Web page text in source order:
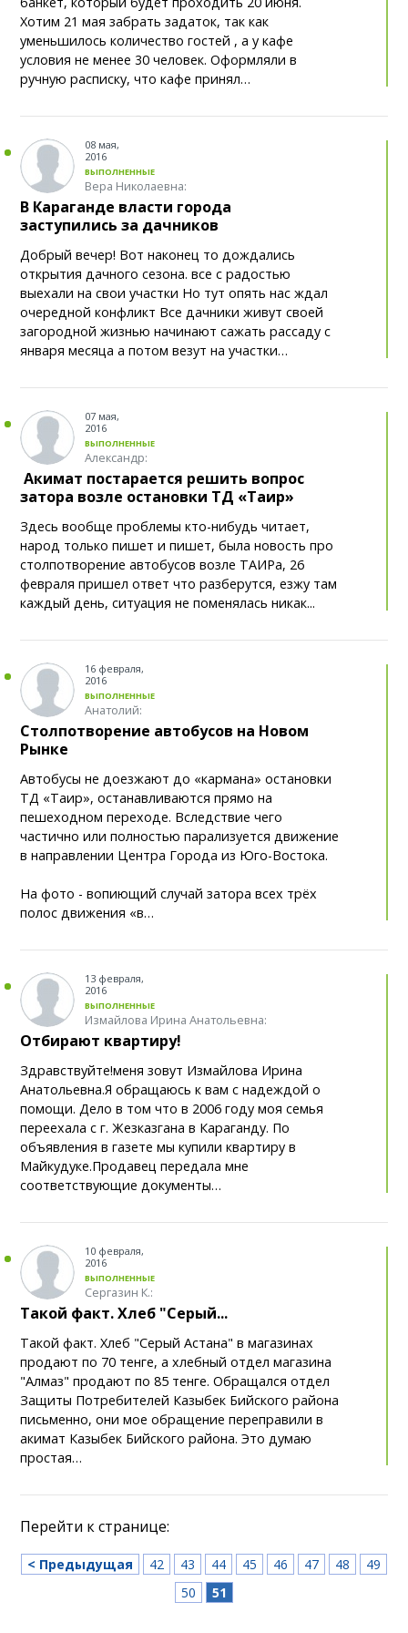
объяснили причину
11:01
В Казахстане вводится новый стандарт по
системам видеонаблюдения
11:00
50 851 теңге на ребёнка: в
Карагандинской области стартовала акция
«Дорога в школу»
10:33
Напугавшее казахстанцев фото с тигром
назвали фейком
10:00
Оставленный в машине телефон помог
задержать скрывшегося водителя в Караганде
9:52
В Алматы объявили победителей nFactorial
Incubator 2026: восемь недель, 72 проекта и первые
контракты школьников и студентов
пенсионные взносы, заявили в ЕНПФ
9:00
6 августа: значимые события мировой
истории
05 АВГУСТА
21:05
Лето продолжается: прогноз погоды в
Караганде и области на 6 августа
20:39
«Караганде поклон»: Игорь Крутой ответил
20:02
Будет ли дорожать мясо в Казахстане,
рассказали в Минторговли
19:34
Список обладателей образовательных
грантов опубликуют до 10 августа. Где его искать?
19:09
Могут ли казахстанцы погасить кредит
досрочно без штрафа
19:02
В карагандинском зоопарке родился
18:36
В Балхаше появился удобный сервис для
18:08
Пользоваться гаражом – не значит владеть
им: что нужно знать казахстанцам
18:03
Карагандинских фотогорафов
приглашают на проект «Один день из жизни
города»
17:36
Правила испытаний беспилотных
автомобилей утвердили в Казахстане
17:14
В Карагандинской области два
предприятия оштрафовали на 12 миллионов
17:10
В Караганде открылась физкультурно-
оздоровительная секция для детей с
инвалидностью
дипфейков
17:03
Библиотечный open-air: в Караганде
пройдут книжные встречи
Работодатели теперь обязаны отпускать
казахстанцев на скрининги. Изменения вступили в
16:03
Видеокамеры помогают выявлять нарушения
продолжает реализацию программы «Таза
Қазақстан»
Хотим 21 мая забрать задаток, так как
уменьшилось количество гостей , а у кафе
условия не менее 30 человек. Оформляли в
ручную расписку, что кафе принял…
08 мая,
2016
Вера Николаевна:
В Караганде власти города
заступились за дачников
ВЫПОЛНЕННЫЕ
Добрый вечер! Вот наконец то дождались
открытия дачного сезона. все с радостью
выехали на свои участки Но тут опять нас ждал
очередной конфликт Все дачники живут своей
загородной жизнью начинают сажать рассаду с
января месяца а потом везут на участки…
07 мая,
2016
Александр:
Акимат постарается решить вопрос
затора возле остановки ТД «Таир»
ВЫПОЛНЕННЫЕ
Здесь вообще проблемы кто-нибудь читает,
народ только пишет и пишет, была новость про
столпотворение автобусов возле ТАИРа, 26
февраля пришел ответ что разберутся, езжу там
каждый день, ситуация не поменялась никак...
16 февраля,
2016
Анатолий:
Столпотворение автобусов на Новом
Рынке
ВЫПОЛНЕННЫЕ
Автобусы не доезжают до «кармана» остановки
ТД «Таир», останавливаются прямо на
пешеходном переходе. Вследствие чего
частично или полностью парализуется движение
в направлении Центра Города из Юго-Востока.
На фото - вопиющий случай затора всех трёх
полос движения «в…
13 февраля,
2016
Измайлова Ирина Анатольевна:
Отбирают квартиру!
ВЫПОЛНЕННЫЕ
Здравствуйте!меня зовут Измайлова Ирина
Анатольевна.Я обращаюсь к вам с надеждой о
помощи. Дело в том что в 2006 году моя семья
переехала с г. Жезказгана в Караганду. По
объявления в газете мы купили квартиру в
Майкудуке.Продавец передала мне
соответствующие документы…
10 февраля,
2016
Сергазин К.:
Такой факт. Хлеб "Серый...
ВЫПОЛНЕННЫЕ
Такой факт. Хлеб "Серый Астана" в магазинах
продают по 70 тенге, а хлебный отдел магазина
"Алмаз" продают по 85 тенге. Обращался отдел
Защиты Потребителей Казыбек Бийского района
письменно, они мое обращение переправили в
акимат Казыбек Бийского района. Это думаю
простая…
Перейти к странице:
< Предыдущая 42 43 44 45 46 47 48
49
50
51